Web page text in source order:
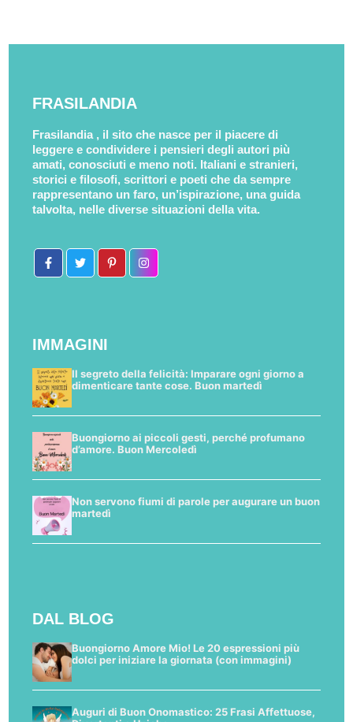
FRASILANDIA
Frasilandia , il sito che nasce per il piacere di
leggere e condividere i pensieri degli autori più
amati, conosciuti e meno noti. Italiani e stranieri,
storici e filosofi, scrittori e poeti che da sempre
rappresentano un faro, un’ispirazione, una guida
talvolta, nelle diverse situazioni della vita.
IMMAGINI
Il segreto della felicità: Imparare ogni giorno a
dimenticare tante cose. Buon martedì
Buongiorno ai piccoli gesti, perché profumano
d’amore. Buon Mercoledì
Non servono fiumi di parole per augurare un buon
martedì
DAL BLOG
Buongiorno Amore Mio! Le 20 espressioni più
dolci per iniziare la giornata (con immagini)
Auguri di Buon Onomastico: 25 Frasi Affettuose,